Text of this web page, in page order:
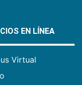
EN LÍNEA
Virtual